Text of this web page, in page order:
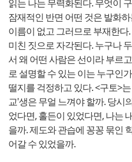
읽는 나는 무력화된다. 무엇이
잠재적인 반면 어떤 것은 발화
이름이 없고 그러므로 부재한
미친 짓으로 자각된다. 누구나
서 왜 어떤 사람은 선이라 부르
로 설명할 수 있는 이는 누구인
떨지를 걱정하고 있다. <구토>
교'생은 무얼 느껴야 할까. 당시
었다면, 홀든이 있었다면, 나는
을까. 제도와 관습에 꽁꽁 묶인
어갈 수 있었을까.